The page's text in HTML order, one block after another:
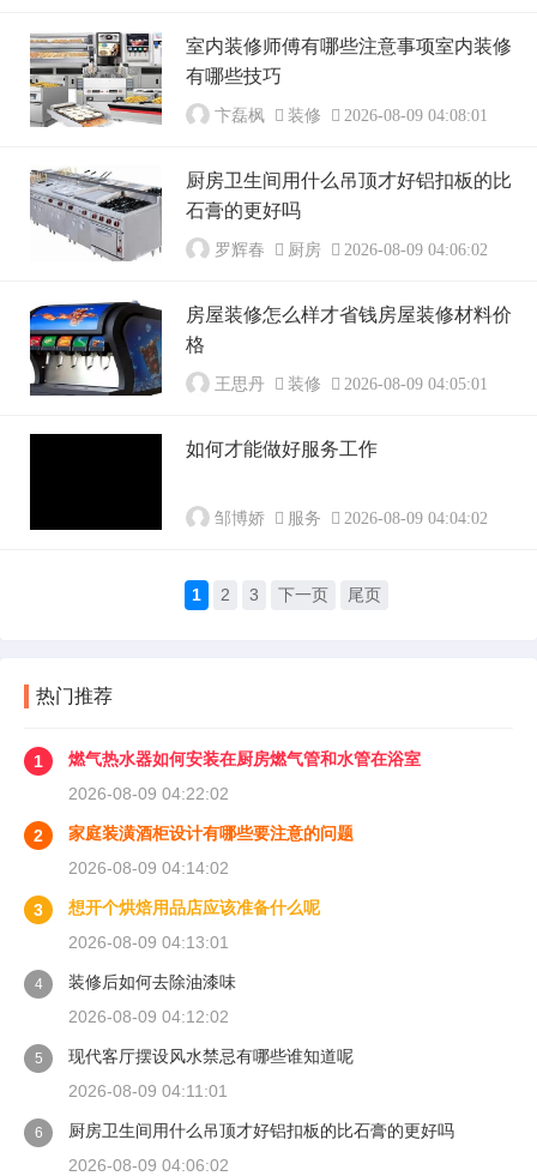
室内装修师傅有哪些注意事项室内装修
有哪些技巧
卞磊枫 装修 2026-08-09 04:08:01
厨房卫生间用什么吊顶才好铝扣板的比
石膏的更好吗
罗辉春 厨房 2026-08-09 04:06:02
房屋装修怎么样才省钱房屋装修材料价
格
王思丹 装修 2026-08-09 04:05:01
如何才能做好服务工作
邹博娇 服务 2026-08-09 04:04:02
1 2 3 下一页 尾页
热门推荐
1
燃气热水器如何安装在厨房燃气管和水管在浴室
2026-08-09 04:22:02
2
家庭装潢酒柜设计有哪些要注意的问题
2026-08-09 04:14:02
3
想开个烘焙用品店应该准备什么呢
2026-08-09 04:13:01
4
装修后如何去除油漆味
2026-08-09 04:12:02
5
现代客厅摆设风水禁忌有哪些谁知道呢
2026-08-09 04:11:01
6
厨房卫生间用什么吊顶才好铝扣板的比石膏的更好吗
2026-08-09 04:06:02